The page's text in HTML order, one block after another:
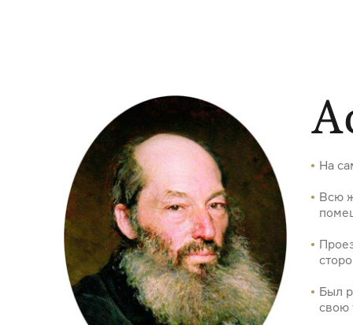
Русское искусство XX века
На
Всю
Был
свою